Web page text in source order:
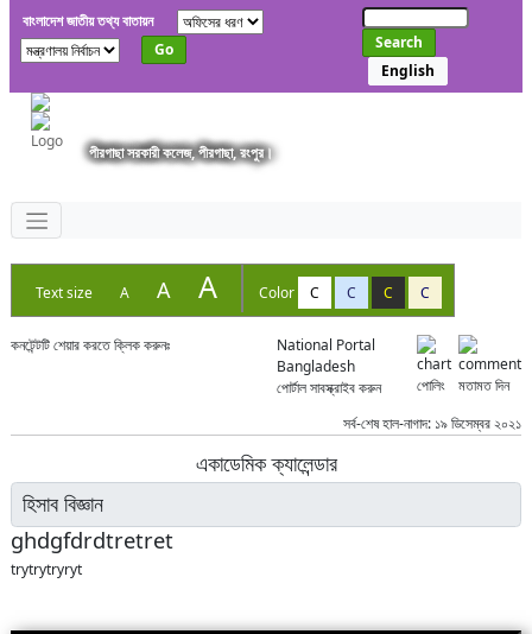
বাংলাদেশ জাতীয় তথ্য বাতায়ন
Go
Search
English
পীরগাছা সরকারী কলেজ, পীরগাছা, রংপুর।
Text size A A A Color C C C C
কনটেন্টটি শেয়ার করতে ক্লিক করুনঃ
National Portal
Bangladesh
পোর্টাল সাবস্ক্রাইব করুন
পোলিং
মতামত দিন
সর্ব-শেষ হাল-নাগাদ: ১৯ ডিসেম্বর ২০২১
একাডেমিক ক্যালেন্ডার
ghdgfdrdtretret
trytrytryryt